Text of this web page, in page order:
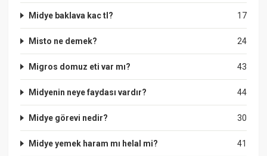
17
Midye baklava kac tl?
24
Misto ne demek?
43
Migros domuz eti var mı?
44
Midyenin neye faydası vardır?
30
Midye görevi nedir?
41
Midye yemek haram mı helal mi?